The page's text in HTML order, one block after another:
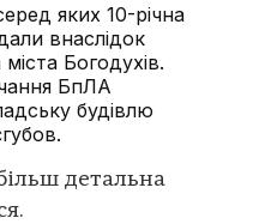
яких 10-річна
внаслідок
Богодухів.
БпЛА
будівлю
детальна